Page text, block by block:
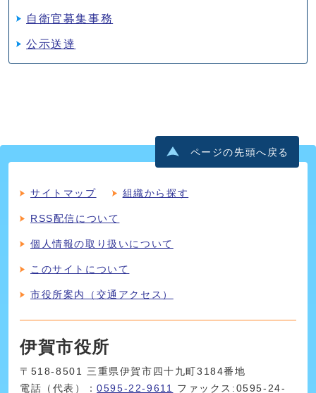
自衛官募集事務
公示送達
ページの先頭へ戻る
サイトマップ 組織から探す
RSS配信について
個人情報の取り扱いについて
このサイトについて
市役所案内（交通アクセス）
伊賀市役所
〒518-8501 三重県伊賀市四十九町3184番地
電話（代表）：0595-22-9611 ファックス:0595-24-